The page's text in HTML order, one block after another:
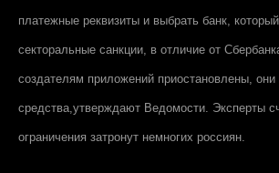
платежные реквизиты и выбрать банк,
секторальные санкции, в отличие от
создателям приложений приостановлены,
средства,утверждают Ведомости. Эксперты
ограничения затронут немногих россиян.